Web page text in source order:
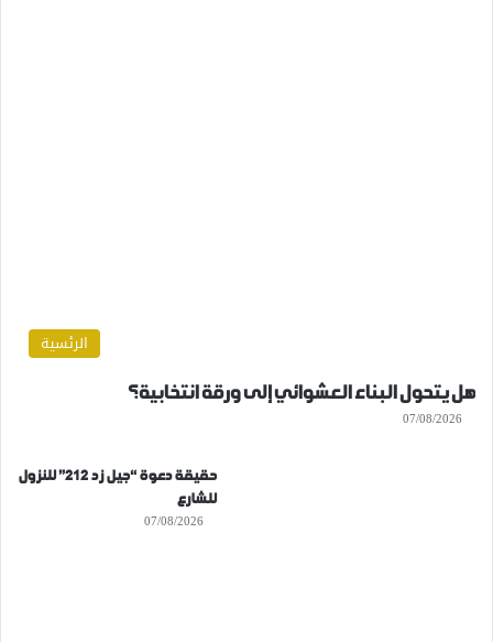
الرئسية
هل يتحول البناء العشوائي إلى ورقة انتخابية؟
07/08/2026
حقيقة دعوة “جيل زد 212” للنزول
للشارع
07/08/2026